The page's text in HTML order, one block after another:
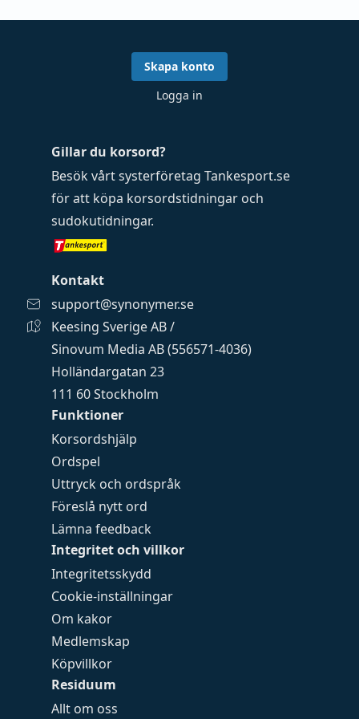
Funktioner
Korsordshjälp
Ordspel
Uttryck och ordspråk
Föreslå nytt ord
Lämna feedback
Integritet och villkor
Integritetsskydd
Cookie-inställningar
Om kakor
Medlemskap
Köpvillkor
Residuum
Allt om oss
Gillar du korsord?
Besök vårt systerföretag Tankesport.se
för att köpa korsordstidningar och
sudokutidningar.
Kontakt
support@synonymer.se
Keesing Sverige AB /
Sinovum Media AB (556571-4036)
Holländargatan 23
111 60 Stockholm
Skapa konto
Logga in